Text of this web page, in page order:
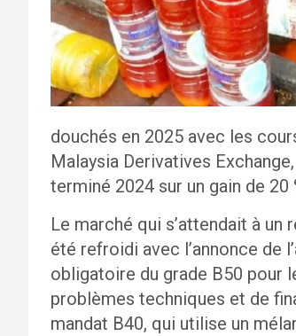
douchés en 2025 avec les
Malaysia Derivatives
terminé 2024 sur un gain de 20
Le marché qui s’attendait à un
été refroidi avec l’annonce de
obligatoire du grade B50 pour
problèmes techniques et de
mandat B40, qui utilise un